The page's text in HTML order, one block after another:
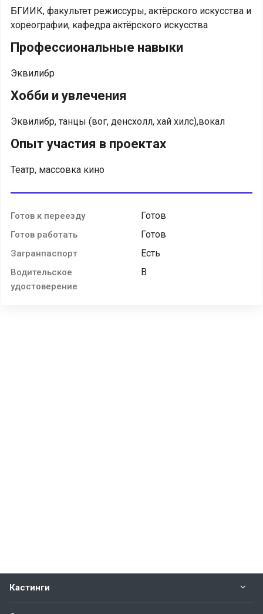
БГИИК, факультет режиссуры, актёрского искусства и
хореографии, кафедра актёрского искусства
Профессиональные навыки
Эквилибр
Хобби и увлечения
Эквилибр, танцы (вог, денсхолл, хай хилс),вокал
Опыт участия в проектах
Театр, массовка кино
Готов к переезду Готов
Готов работать Готов
Загранпаспорт Есть
Водительское
удостоверение
B
Кастинги